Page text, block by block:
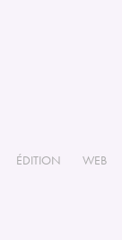
ÉDITION WEB